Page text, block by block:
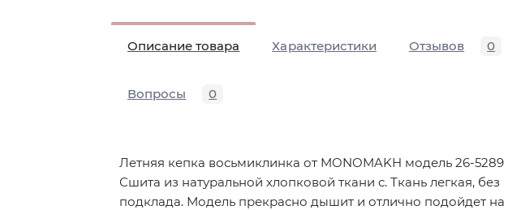
Описание товара Характеристики Отзывов 0
Вопросы 0
Летняя кепка восьмиклинка от MONOMAKH модель 26-5289
Сшита из натуральной хлопковой ткани с. Ткань легкая, без
подклада. Модель прекрасно дышит и отлично подойдет на